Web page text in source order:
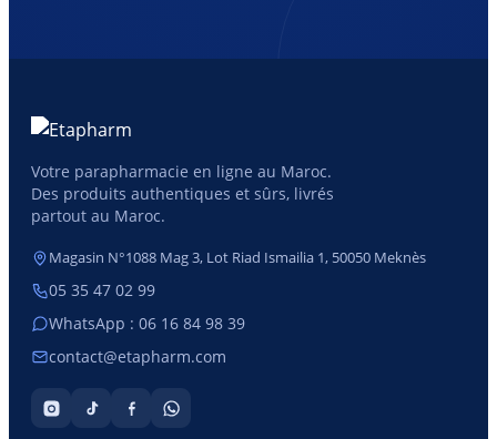
Votre parapharmacie en ligne au Maroc.
Des produits authentiques et sûrs, livrés
partout au Maroc.
Magasin N°1088 Mag 3, Lot Riad Ismailia 1, 50050 Meknès
05 35 47 02 99
WhatsApp : 06 16 84 98 39
contact@etapharm.com